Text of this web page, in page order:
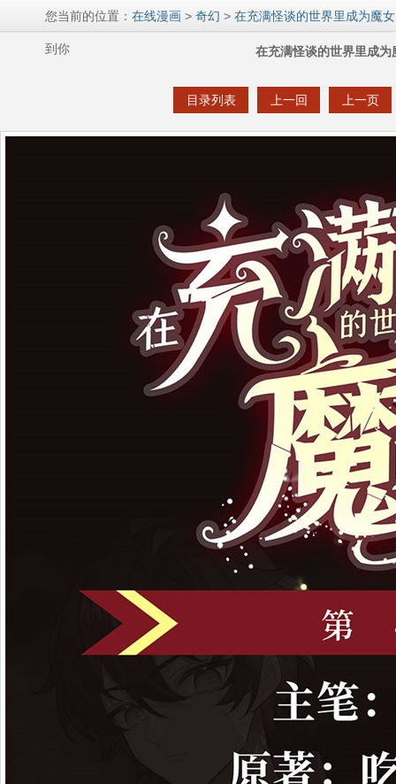
您当前的位置：在线漫画 >奇幻 >在充满怪谈的世界里成为魔女
到你 在充满怪谈的世界里成
目录列表 上一回 上一页